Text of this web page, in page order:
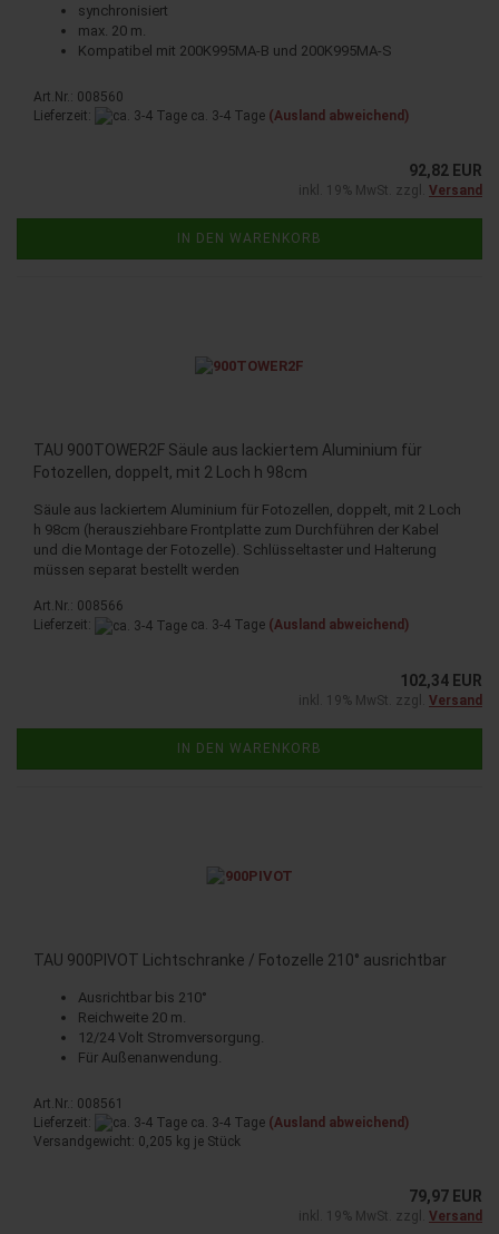
synchronisiert
max. 20 m.
Kompatibel mit 200K995MA-B und 200K995MA-S
Art.Nr.: 008560
Lieferzeit:
ca. 3-4 Tage (Ausland abweichend)
92,82 EUR
inkl. 19% MwSt. zzgl. Versand
IN DEN WARENKORB
TAU 900TOWER2F Säule aus lackiertem Aluminium für
Fotozellen, doppelt, mit 2 Loch h 98cm
Säule aus lackiertem Aluminium für Fotozellen, doppelt, mit 2 Loch
h 98cm (herausziehbare Frontplatte zum Durchführen der Kabel
und die Montage der Fotozelle). Schlüsseltaster und Halterung
müssen separat bestellt werden
Art.Nr.: 008566
Lieferzeit:
ca. 3-4 Tage (Ausland abweichend)
102,34 EUR
inkl. 19% MwSt. zzgl. Versand
IN DEN WARENKORB
TAU 900PIVOT Lichtschranke / Fotozelle 210° ausrichtbar
Ausrichtbar bis 210°
Reichweite 20 m.
12/24 Volt Stromversorgung.
Für Außenanwendung.
Art.Nr.: 008561
Lieferzeit:
ca. 3-4 Tage (Ausland abweichend)
Versandgewicht: 0,205 kg je Stück
79,97 EUR
inkl. 19% MwSt. zzgl. Versand